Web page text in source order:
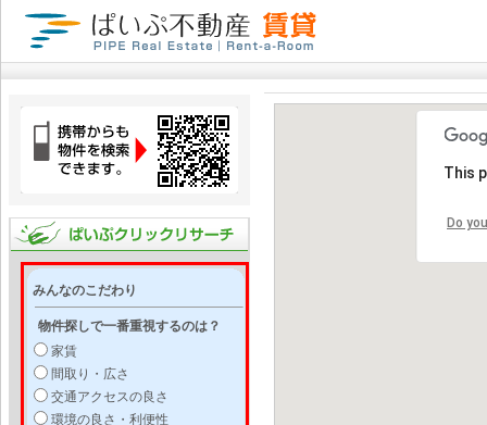
みんなのこだわり
物件探しで一番重視するのは？
家賃
間取り・広さ
交通アクセスの良さ
環境の良さ・利便性
This
Do